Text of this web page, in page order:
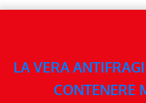
LA VERA
CONTENERE